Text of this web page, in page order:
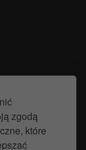
zgodą
które